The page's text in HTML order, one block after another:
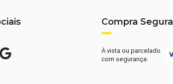
Compra Segura
À vista ou parcelado
com segurança: